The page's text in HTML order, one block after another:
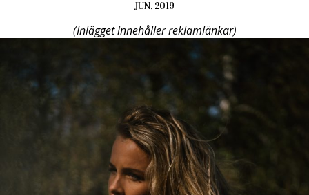
JUN, 2019
(Inlägget innehåller reklamlänkar)